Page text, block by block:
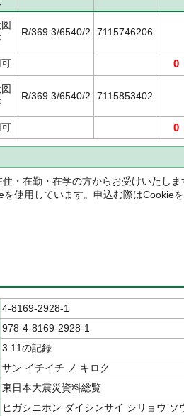
R/369.3/6540/2 7115746206
0
R/369.3/6540/2 7115853402
0
住・在勤・在学の方からお受けいたしま
使用しています。申込む際はCookie
4-8169-2928-1
978-4-8169-2928-1
3.11の記録
サン イチイチ ノ キロク
東日本大震災資料総覧
ヒガシニホン ダイシンサイ シリョウ ソ